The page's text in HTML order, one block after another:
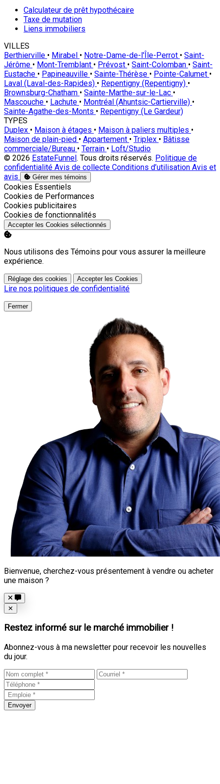
Calculateur de prêt hypothécaire
Taxe de mutation
Liens immobiliers
VILLES
Berthierville • Mirabel • Notre-Dame-de-l'Île-Perrot • Saint-
Jérôme • Mont-Tremblant • Prévost • Saint-Colomban • Saint-
Eustache • Papineauville • Sainte-Thérèse • Pointe-Calumet •
Laval (Laval-des-Rapides) • Repentigny (Repentigny) •
Brownsburg-Chatham • Sainte-Marthe-sur-le-Lac •
Mascouche • Lachute • Montréal (Ahuntsic-Cartierville) •
Sainte-Agathe-des-Monts • Repentigny (Le Gardeur)
TYPES
Duplex • Maison à étages • Maison à paliers multiples •
Maison de plain-pied • Appartement • Triplex • Bâtisse
commerciale/Bureau • Terrain • Loft/Studio
© 2026 EstateFunnel. Tous droits réservés. Politique de
confidentialité Avis de collecte Conditions d’utilisation Avis et
avis
Gérer mes témoins
Activer
Cookies Essentiels
Activer
Cookies de Performances
Activer
Cookies publicitaires
Activer
Cookies de fonctionnalités
Accepter les Cookies sélectionnés
Nous utilisons des Témoins pour vous assurer la meilleure
expérience.
Réglage des cookies Accepter les Cookies
Lire nos politiques de confidentialité
Fermer
Bienvenue, cherchez-vous présentement à vendre ou acheter
une maison ?
Close
✕
Restez informé sur le marché immobilier !
Abonnez-vous à ma newsletter pour recevoir les nouvelles
du jour.
Envoyer